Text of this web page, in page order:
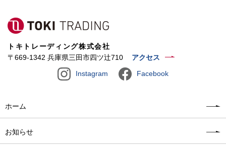
トキトレーディング株式会社
〒669-1342 兵庫県三田市四ツ辻710
アクセス
Instagram Facebook
ホーム
お知らせ